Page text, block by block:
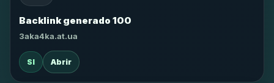
Backlink generado 100
3aka4ka.at.ua
SI Abrir